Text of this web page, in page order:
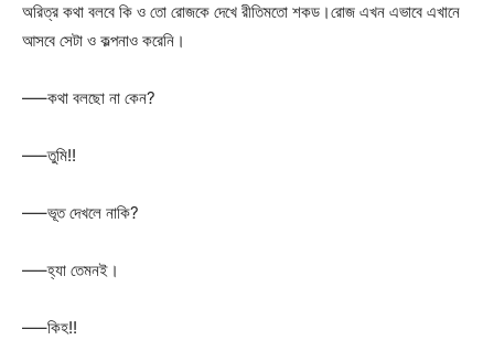
অরিত্র কথা বলবে কি ও তো রোজকে দেখে রীতিমতো শকড।রোজ এখন এভাবে এখানে
আসবে সেটা ও কল্পনাও করেনি।
—–কথা বলছো না কেন?
—–তুমি!!
—–ভূত দেখলে নাকি?
—–হ্যা তেমনই।
—–কিহ!!